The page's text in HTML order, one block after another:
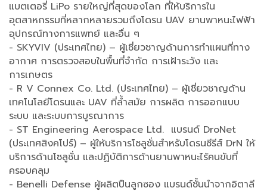
แบตเตอรี่ LiPo รายใหญ่ที่สุดของโลก ที่ให้บริการใน
อุตสาหกรรมที่หลากหลายรวมถึงโดรน UAV ยานพาหนะไฟฟ้า
อุปกรณ์ทางการแพทย์ และอื่น ๆ
- SKYVIV (ประเทศไทย) – ผู้เชี่ยวชาญด้านการทำแผนที่ทาง
อากาศ การตรวจสอบในพื้นที่จำกัด การเฝ้าระวัง และ
การเกษตร
- R V Connex Co. Ltd. (ประเทศไทย) – ผู้เชี่ยวชาญด้าน
เทคโนโลยีโดรนและ UAV ที่ล้ำสมัย การผลิต การออกแบบ
ระบบ และระบบการบูรณาการ
- ST Engineering Aerospace Ltd. แบรนด์ DroNet
(ประเทศสิงคโปร์) – ผู้ให้บริการโซลูชั่นสำหรับโดรนซีรีส์ DrN ให้
บริการด้านโซลูชั่น และปฏิบัติการด้านยานพาหนะไร้คนขับที่
ครอบคลุม
- Benelli Defense ผู้ผลิตปืนลูกซอง แบรนด์ชั้นนำจากอิตาลี